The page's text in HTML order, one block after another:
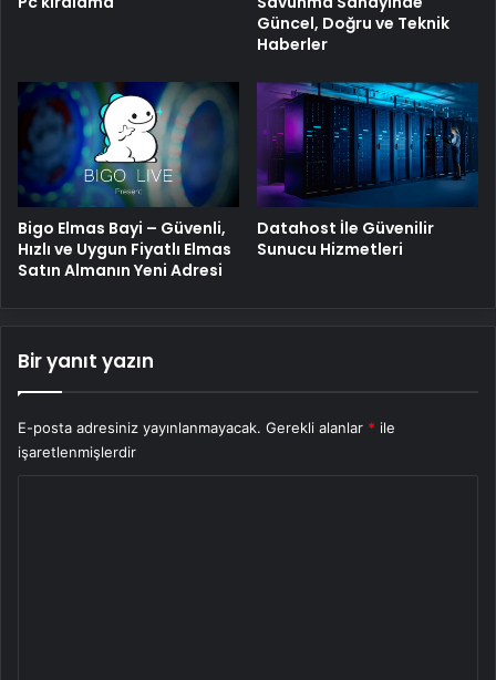
Güncel, Doğru ve Teknik
Haberler
Bigo Elmas Bayi – Güvenli,
Hızlı ve Uygun Fiyatlı Elmas
Satın Almanın Yeni Adresi
Datahost İle Güvenilir
Sunucu Hizmetleri
Bir yanıt yazın
E-posta adresiniz yayınlanmayacak. Gerekli alanlar * ile
işaretlenmişlerdir